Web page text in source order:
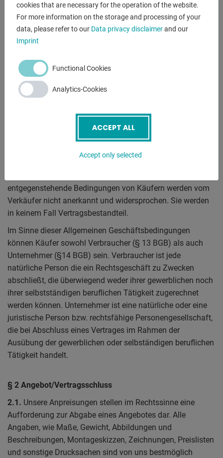
Stand: 17.11.2014
§ 1 Allgemeines
Für die Geschäftsbeziehung zwischen der Heinz Sanders
GmbH (nachfolgend Verkäufer) und dem Käufer gelten
ausschließlich die nachfolgenden Allgemeinen
Webadresse www.heinz-sanders.de unter der Rubrik
Rechtliches aufrufen, mit Hilfe Ihres Internetbrowsers
ausdrucken oder auf Ihrem Rechner speichern. Die AGB
gelten sowohl gegenüber Verbrauchern als auch gegenüber
entgegenstehende Bedingungen von Käufern werden vom
Verkäufer nicht anerkannt und widersprochen. Sie werden
in keinem Fall Vertragsbestandteil.
Im Sinne dieser Allgemeinen Geschäftsbedingungen
können Käufer sowohl Verbraucher (§ 13 BGB) als auch
Unternehmer (§14 BGB) sein. Verbraucher ist jede
natürliche Person die ein Rechtsgeschäft zu Zwecken
abschließt, die überwiegend weder ihrer gewerblichen noch
ihrer selbstständigen beruflichen Tätigkeit zugerechnet
werden können. Unternehmer ist eine natürliche oder eine
juristische Person bzw. rechtsfähige Personengesellschaft,
die bei Abschluss eines Vertrages im Rahmen der
Ausübung der gewerblichen oder selbständigen beruflichen
Tätigkeit handelt.
§ 2 Angebot/Vertragsschluss
2.1. Unsere Anpreisungen stellen im Rechtssinne eine
Aufforderung zur Abgabe eines Angebotes dar. Alle
Angaben, wie Maße, Gewicht, Abbildungen und
Beschreibungen, Montageskizzen, Zeichnungen, Preislisten
und sonstige Drucksachen sind von uns bestmöglich
cookies that are necessary for the operation of the website.
For more information on the storage and processing of your
data, please refer to our Data privacy disclaimerand our
Imprint
Functional Cookies
Analytics-Cookies
ACCEPT ALL
Accept only selected